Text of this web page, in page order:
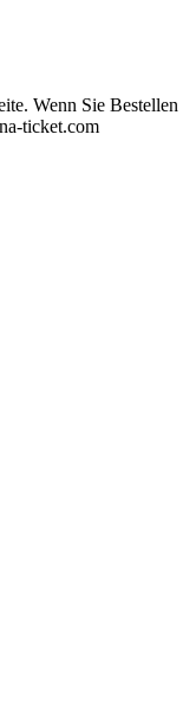
Wenn Sie Bestellen
ticket.com